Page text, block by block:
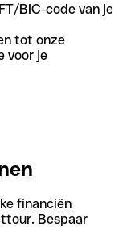
BIC-code van je
tot onze
voor je
financiën
Bespaar